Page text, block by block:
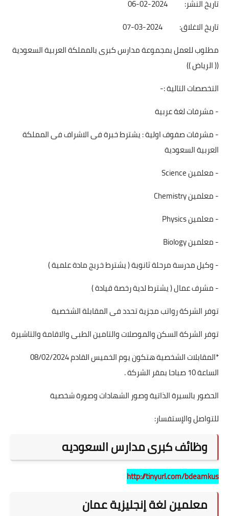
تاريخ النشر: 2024-02-06
تاريخ الاغلاق: 2024-03-07
مطلوب للعمل بمجموعة مدارس كبرى بالمملكة العربية السعودية
(( الرياض ))
التخصصات التالية :-
- مشرفات لغة عربية
- مشرفات صفوف اولية : يشترط خبرة فى الاشراف فى المملكة
العربية السعودية
- معلمينScience
- معلمينChemistry
- معلمينPhysics
- معلمينBiology
- وكيل مدرسة مرحلة ثانوية ( يشترط خريج مادة علمية )
- مشرف عمال ( يشترط لدية رخصة قيادة )
توفر الشركة رواتب مجزية تحدد فى المقابلة الشخصية
توفر الشركة السكن والموصلات والتامين الطبى والاقامة والتاشيرة
*المقابلات الشخصية هتكون يوم الخميس القادم 08/02/2024
الساعة 10 صباحا بمقر الشركة .
الحضور بالسيرة الذاتية وصور الشهادات وصورة شخصية
للتواصل والإستفسار:
وظائف كبرى مدارس السعوديه
http://tinyurl.com/bdeamkus
معلمين لغة إنجليزية عمان